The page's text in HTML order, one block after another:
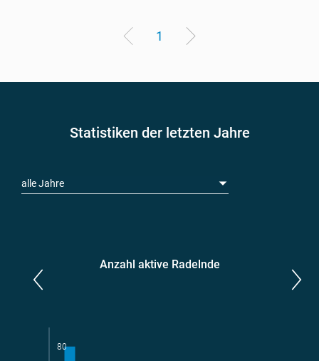
1
Statistiken der letzten Jahre
alle Jahre
Anzahl aktive Radelnde
80